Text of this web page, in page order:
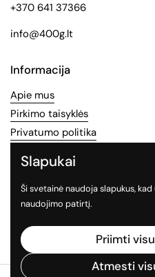
+370 641 37366
info@400g.lt
Informacija
Apie mus
Pirkimo taisyklės
Privatumo politika
Socialinės medijos
Sekite mus socialiniuose
Facebook
Slapukai
Ši svetainė naudoja slapukus,
naudojimo patirtį.
Priimti
Atmesti